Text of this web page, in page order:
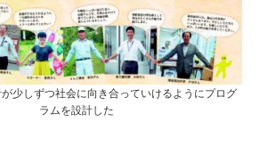
少しずつ社会に向き合っていけるようにプログ
ラムを設計した